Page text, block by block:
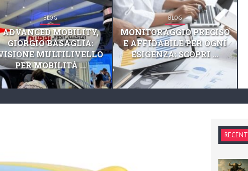
BLOG
ADVANCED MOBILITY,
GIORGIO BASAGLIA:
MULTILIVELLO
PER MOBILITÀ ...
BLOG
MONITORAGGIO PRECISO
E AFFIDABILE PER OGNI
ESIGENZA: SCOPRI ...
RECENT